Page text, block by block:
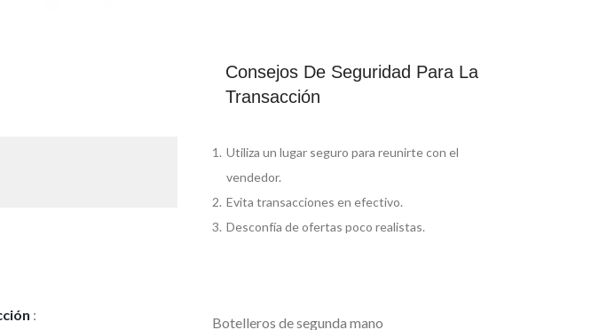
:
Consejos De Seguridad Para La
Transacción
Utiliza un lugar seguro para reunirte con el
vendedor.
Evita transacciones en efectivo.
Desconfía de ofertas poco realistas.
Botelleros de segunda mano